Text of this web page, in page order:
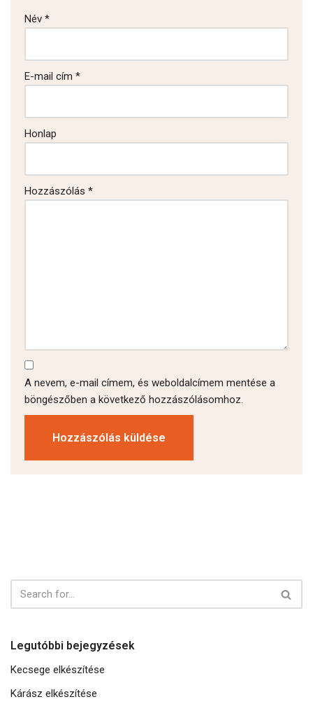
Név *
E-mail cím *
Honlap
Hozzászólás *
A nevem, e-mail címem, és weboldalcímem mentése a
böngészőben a következő hozzászólásomhoz.
Legutóbbi bejegyzések
Kecsege elkészítése
Kárász elkészítése